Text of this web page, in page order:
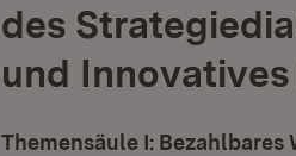
des
und Innovatives
Themensäule I: